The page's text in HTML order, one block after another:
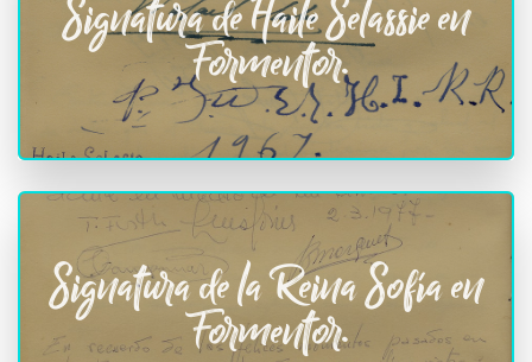
Signatura de Haile Selassie en
Formentor.
Signatura de la Reina Sofía en
Formentor.